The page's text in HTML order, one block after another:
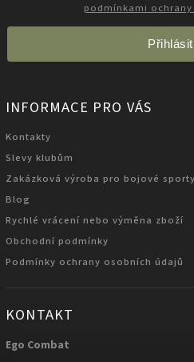
podmínkami
INFORMACE PRO VÁS
Kontakty
Slevy klubům
Zakázková výroba pro bojové
Blog
Rychlé vrácení nebo výměna zboží
Obchodní podmínky
Podmínky ochrany osobních údajů
KONTAKT
Ego Combat